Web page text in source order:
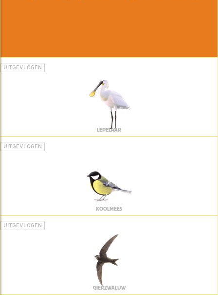
UITGEVLOGEN
LEPELAAR
UITGEVLOGEN
KOOLMEES
UITGEVLOGEN
GIERZWALUW